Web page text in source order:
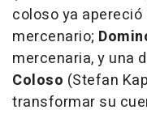
coloso ya
mercenario;
mercenaria, y una
Coloso (Stefan
transformar su